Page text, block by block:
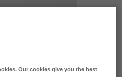
Our cookies give you the best